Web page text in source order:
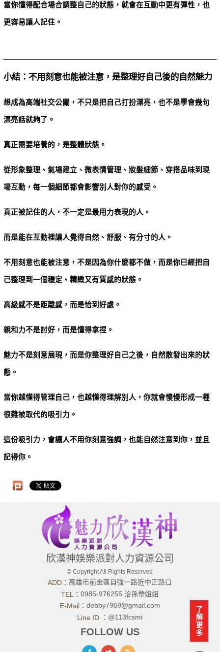
當你懂得配合場合調整自己的狀態，就會在互動中更有彈性，也
更容易讓人記住。
小結：不用刻意也能被注意，是整理好自己後的自然魅力
想成為高端社交公關，不只是把自己打扮漂亮，也不是學會幾句
漂亮話就夠了。
真正需要培養的，是整體狀態。
從形象整理、氣場建立、微表情管理、妝髮細節、穿搭品味到現
場互動，每一個細節都會影響別人對你的感受。
真正被記住的人，不一定是最用力表現的人。
而是能在互動裡讓人覺得自然、舒服、有分寸的人。
不用刻意也能被注意，不是因為你什麼都不做，而是你已經把自
己整理到一個穩定、精緻又有質感的狀態。
高級感不是距離感，而是恰到好處。
親和力不是討好，而是懂得拿捏。
魅力不是刻意展現，而是你整理好自己之後，自然散發出來的狀
態。
當你越懂得管理自己，也越懂得理解別人，你就會慢慢形成一種
很難被取代的吸引力。
這份吸引力，會讓人不用你刻意強調，也能自然注意到你，並且
記得你。
了
解
更
多
欣漢神娛樂派對人力資源公司
© Copyright All Rights Reserved
ADD： 高雄市前金區自強一路近中正路口
TEL：0985-976255 洽孫華姐姐
E-Mail： debby7969@gmail.com
Line ID ： @113fcsmi
FOLLOW US